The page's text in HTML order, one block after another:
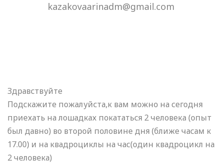
kazakovaarinadm@gmail.com
Здравствуйте
Подскажите пожалуйста,к вам можно на сегодня
приехать на лошадках покататься 2 человека (опыт
был давно) во второй половине дня (ближе часам к
17.00) и на квадроциклы на час(один квадроцикл на
2 человека)